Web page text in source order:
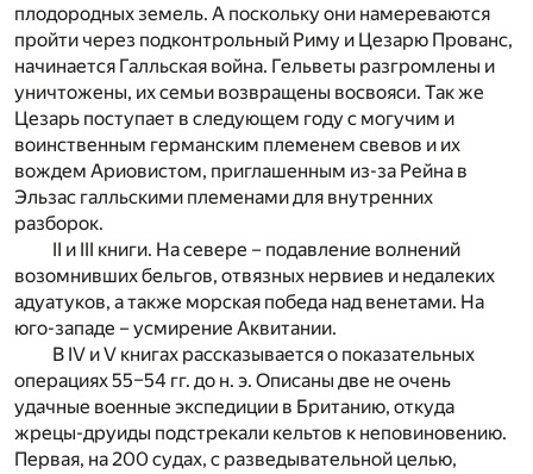
плодородных земель. А поскольку они намереваются
пройти через подконтрольный Риму и Цезарю Прованс,
начинается Галльская война. Гельветы разгромлены и
уничтожены, их семьи возвращены восвояси. Так же
Цезарь поступает в следующем году с могучим и
воинственным германским племенем свевов и их
вождем Ариовистом, приглашенным из-за Рейна в
Эльзас галльскими племенами для внутренних
разборок.
II и III книги. На севере – подавление волнений
возомнивших бельгов, отвязных нервиев и недалеких
адуатуков, а также морская победа над венетами. На
юго-западе – усмирение Аквитании.
В IV и V книгах рассказывается о показательных
операциях 55–54 гг. до н. э. Описаны две не очень
удачные военные экспедиции в Британию, откуда
жрецы-друиды подстрекали кельтов к неповиновению.
Первая, на 200 судах, с разведывательной целью,